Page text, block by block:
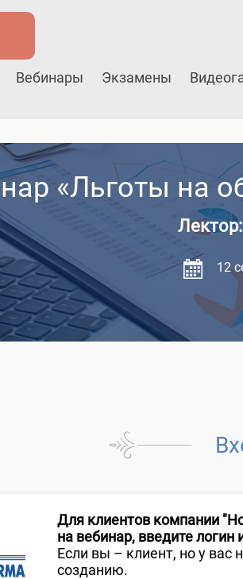
Вебинары Экзамены
«Льготы на
12
Для клиентов компании
на вебинар, введите логин
Если вы – клиент, но у вас
созданию.